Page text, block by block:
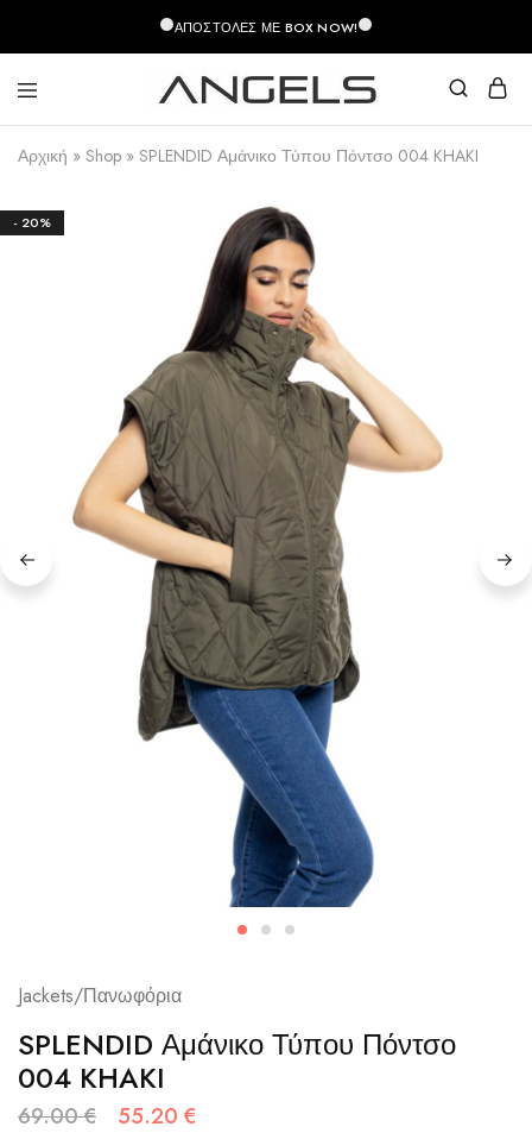
ΑΠΟΣΤΟΛΈΣ ΜΕ BOX NOW!
Angels
Fashion
Greek
Fashion
–
Αρχική » Shop » SPLENDID Αμάνικο Τύπου Πόντσο 004 KHAKI
- 20%
Jackets/Πανωφόρια
SPLENDID Αμάνικο Τύπου Πόντσο
004 KHAKI
69.00€ 55.20 €